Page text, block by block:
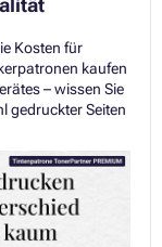
Kosten für
kaufen
– wissen Sie
gedruckter Seiten